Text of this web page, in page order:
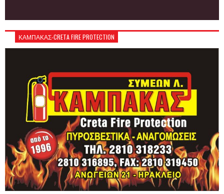
ΚΑΜΠΑΚΑΣ-CRETA FIRE PROTECTION